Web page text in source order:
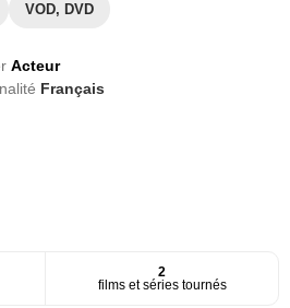
VOD, DVD
Acteur
Français
2
films et séries tournés